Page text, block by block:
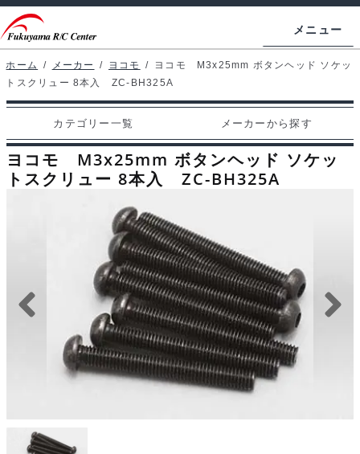
ビ
ゲ
ー
シ
ン
へ
ン
テ
ン
ツ
ス
キ
メニュー
ホームページ
マイアカウント
カート
支払い
メーカーから探す
お問い合わせ
ブログ
ホーム / メーカー / ヨコモ /
ヨコモ M3x25mm ボタンヘッド ソケッ
トスクリュー 8本入 ZC-BH325A
カテゴリー一覧 メーカーから探す
ヨコモ M3x25mm ボタンヘッド ソケッ
トスクリュー 8本入 ZC-BH325A